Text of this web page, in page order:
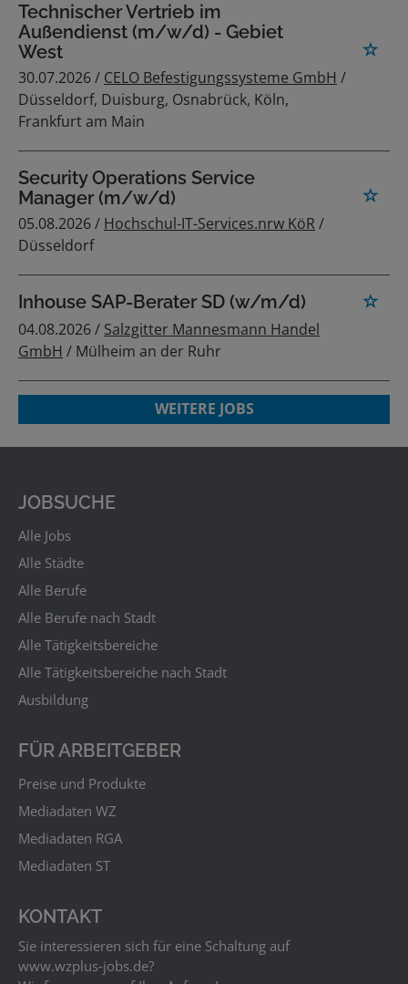
Technischer Vertrieb im
Außendienst (m/w/d) - Gebiet
West
30.07.2026 / CELO Befestigungssysteme GmbH /
Düsseldorf, Duisburg, Osnabrück, Köln,
Frankfurt am Main
Security Operations Service
Manager (m/w/d)
05.08.2026 / Hochschul-IT-Services.nrw KöR/
Düsseldorf
Inhouse SAP-Berater SD (w/m/d)
04.08.2026 / Salzgitter Mannesmann Handel
GmbH / Mülheim an der Ruhr
WEITERE JOBS
JOBSUCHE
Alle Jobs
Alle Städte
Alle Berufe
Alle Berufe nach Stadt
Alle Tätigkeitsbereiche
Alle Tätigkeitsbereiche nach Stadt
Ausbildung
FÜR ARBEITGEBER
Preise und Produkte
Mediadaten WZ
Mediadaten RGA
Mediadaten ST
KONTAKT
Sie interessieren sich für eine Schaltung auf
www.wzplus‑jobs.de?